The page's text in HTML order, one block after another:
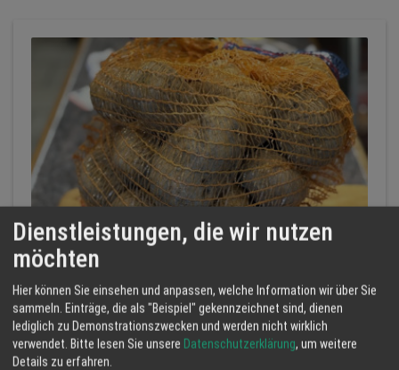
Speisekartoffeln Belana. Aus regionalem Anbau.
Hofladen Schmiederhof Langenhard
Kartoffeln
Dienstleistungen, die wir nutzen
möchten
Hier können Sie einsehen und anpassen, welche Information wir über Sie
sammeln. Einträge, die als "Beispiel" gekennzeichnet sind, dienen
lediglich zu Demonstrationszwecken und werden nicht wirklich
verwendet. Bitte lesen Sie unsere Datenschutzerklärung, um weitere
Details zu erfahren.